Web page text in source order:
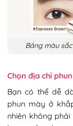
Bảng màu
Chọn địa chỉ
Bạn có thể dễ
phun mày ở
nhiên không